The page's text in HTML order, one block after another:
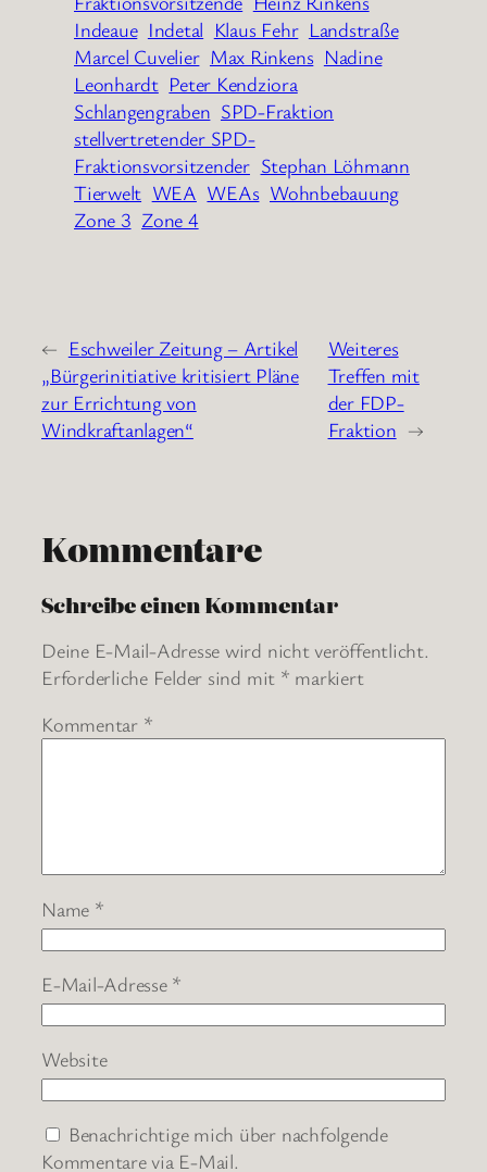
Indeaue Indetal Klaus Fehr Landstraße
Marcel Cuvelier Max Rinkens Nadine
Leonhardt Peter Kendziora
Schlangengraben SPD-Fraktion
stellvertretender SPD-
Fraktionsvorsitzender Stephan Löhmann
Tierwelt WEA WEAs Wohnbebauung
Zone 3 Zone 4
← Eschweiler Zeitung – Artikel
„Bürgerinitiative kritisiert Pläne
zur Errichtung von
Windkraftanlagen“
Weiteres
Treffen mit
der FDP-
Fraktion →
Kommentare
Schreibe einen Kommentar
Deine E-Mail-Adresse wird nicht veröffentlicht.
Erforderliche Felder sind mit * markiert
Kommentar *
Name *
E-Mail-Adresse *
Website
Benachrichtige mich über nachfolgende
Kommentare via E-Mail.